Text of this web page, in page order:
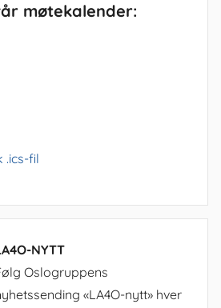
møtekalender:
.ics-fil
NYTT
Oslogruppens
«LA4O-nytt» hver